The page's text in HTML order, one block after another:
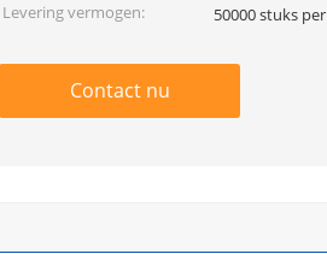
Levering vermogen:
50000 stuks
Contact nu